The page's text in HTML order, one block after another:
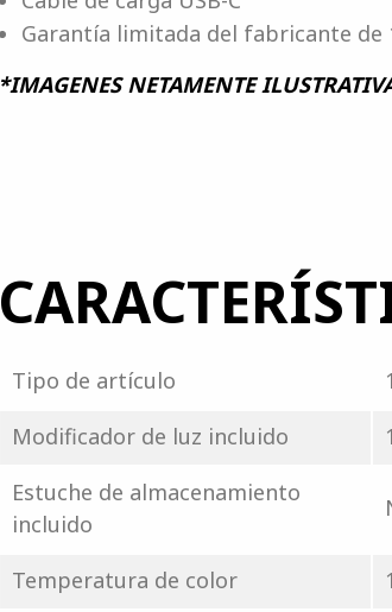
Garantía limitada del fabricante de
*IMAGENES NETAMENTE
Tipo de artículo
Modificador de luz incluido
Estuche de almacenamiento
incluido
Temperatura de color